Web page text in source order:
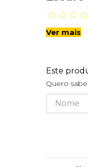
☆☆☆
Ver mais
Este
Quero